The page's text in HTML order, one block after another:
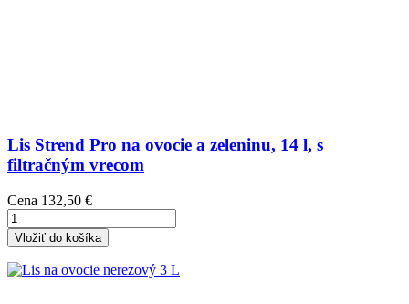
Lis Strend Pro na ovocie a zeleninu, 14 l, s
filtračným vrecom
Cena 132,50 €
Vložiť do košíka